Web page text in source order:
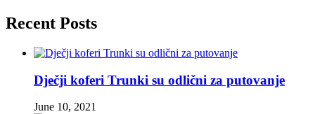
Recent Posts
Dječji koferi Trunki su odlični za putovanje
June 10, 2021